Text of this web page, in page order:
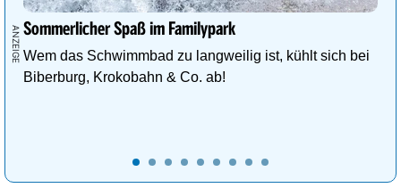
Sommerlicher Spaß im Familypark
Wem das Schwimmbad zu langweilig ist, kühlt sich bei
Biberburg, Krokobahn & Co. ab!